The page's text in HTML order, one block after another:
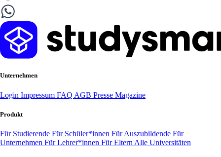
Unternehmen
Login Impressum FAQ AGB Presse Magazine
Produkt
Für Studierende Für Schüler*innen Für Auszubildende Für
Unternehmen Für Lehrer*innen Für Eltern Alle Universitäten